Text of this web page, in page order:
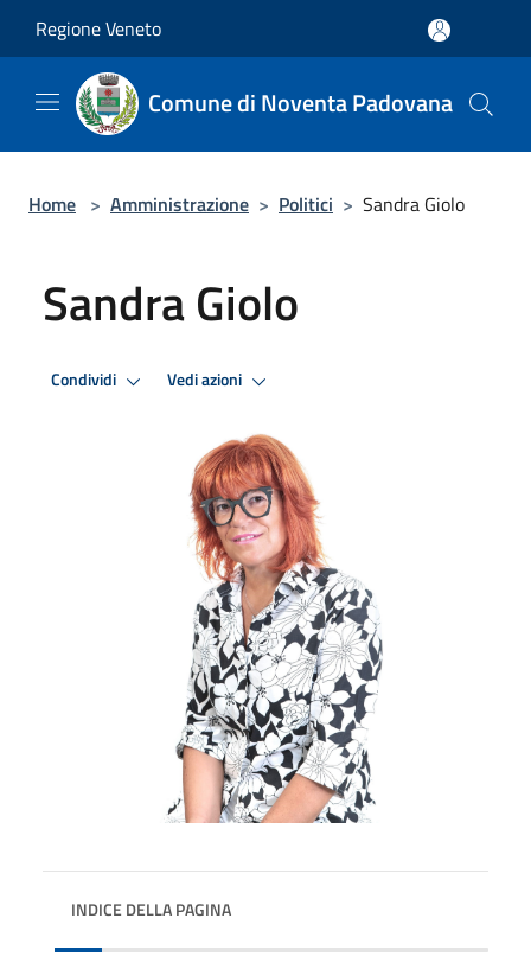
Regione Veneto
Comune di Noventa Padovana
Home > Amministrazione > Politici > Sandra Giolo
Sandra Giolo
Condividi Vedi azioni
INDICE DELLA PAGINA